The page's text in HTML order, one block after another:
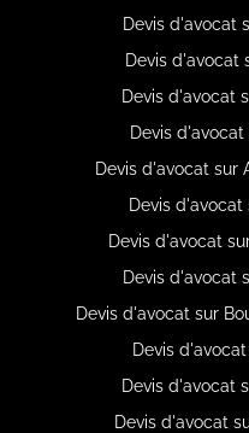
Devis d'avocat
Devis d'avocat
Devis d'avocat
Devis
Devis d'avocat sur
Devis
Devis d'avocat
Devis d'avocat
Devis d'avocat sur
Devis
Devis d'avocat
Devis d'avocat